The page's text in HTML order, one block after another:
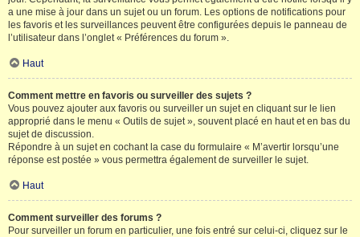
a une mise à jour dans un sujet ou un forum. Les options de notifications pour
les favoris et les surveillances peuvent être configurées depuis le panneau de
l’utilisateur dans l’onglet « Préférences du forum ».
Haut
Comment mettre en favoris ou surveiller des sujets ?
Vous pouvez ajouter aux favoris ou surveiller un sujet en cliquant sur le lien
approprié dans le menu « Outils de sujet », souvent placé en haut et en bas du
sujet de discussion.
Répondre à un sujet en cochant la case du formulaire « M’avertir lorsqu’une
réponse est postée » vous permettra également de surveiller le sujet.
Haut
Comment surveiller des forums ?
Pour surveiller un forum en particulier, une fois entré sur celui-ci, cliquez sur le